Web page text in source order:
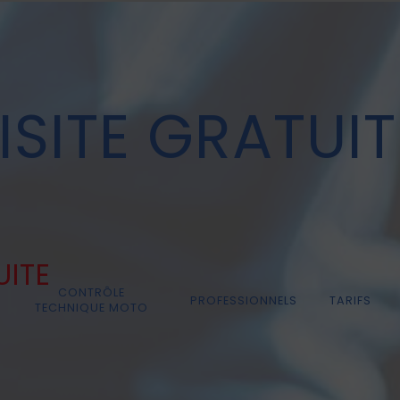
CONTRÔLE
TECHNIQUE MOTO
PROFESSIONNELS TARIFS